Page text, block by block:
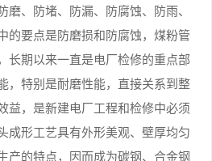
、防堵、防漏、防腐蚀、防雨、
的要点是防磨损和防腐蚀，煤粉管
长期以来一直是电厂检修的重点部
，特别是耐磨性能，直接关系到整
益，是新建电厂工程和检修中必须
成形工艺具有外形美观、壁厚均匀
产的特点，因而成为碳钢、合金钢